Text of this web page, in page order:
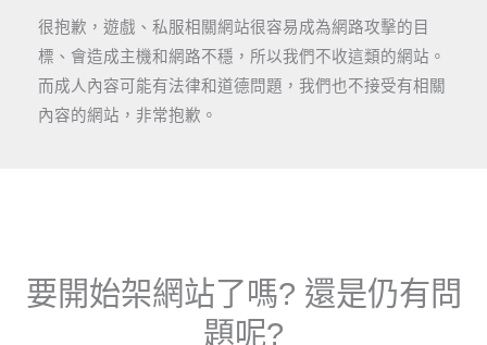
很抱歉，遊戲、私服相關網站很容易成為網路攻擊的目
標、會造成主機和網路不穩，所以我們不收這類的網站。
而成人內容可能有法律和道德問題，我們也不接受有相關
內容的網站，非常抱歉。
要開始架網站了嗎? 還是仍有問
題呢?